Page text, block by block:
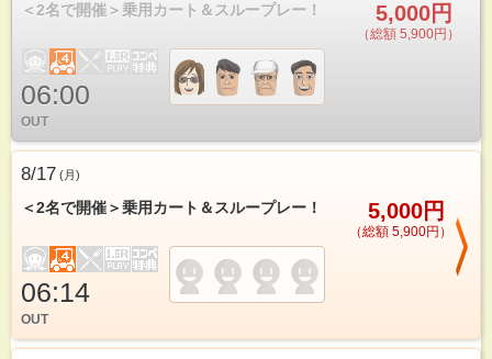
＜2名で開催＞乗用カート＆スループレー！ 5,000円
（総額 5,900円）
06:00
OUT
8/17 (月)
＜2名で開催＞乗用カート＆スループレー！ 5,000円
（総額 5,900円）
06:14
OUT